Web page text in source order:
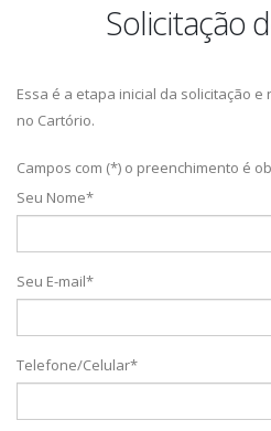
Solicitação
Essa é a etapa inicial da solicitação
no Cartório.
Campos com (*) o preenchimento é
Seu Nome*
Seu E-mail*
Telefone/Celular*